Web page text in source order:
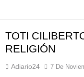
TOTI
RELIGIÓN
Adiario24 7 De